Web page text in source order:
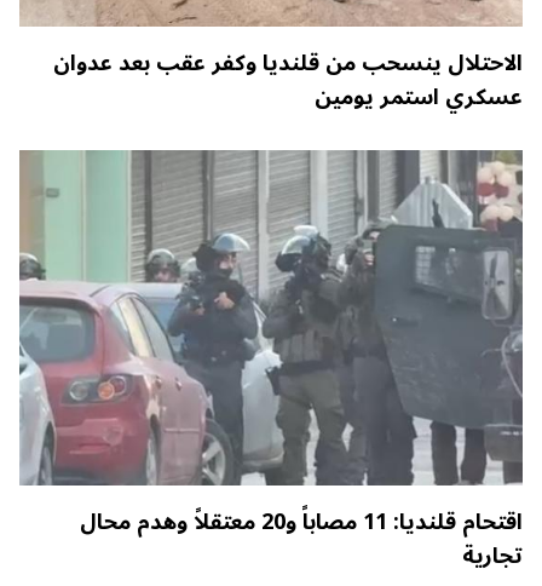
الاحتلال ينسحب من قلنديا وكفر عقب بعد عدوان
عسكري استمر يومين
اقتحام قلنديا: 11 مصاباً و20 معتقلاً وهدم محال
تجارية